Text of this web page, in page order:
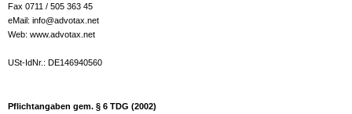
Fax 0711 / 505 363 45
eMail: info@advotax.net
Web: www.advotax.net
USt-IdNr.: DE146940560
Pflichtangaben gem. § 6 TDG (2002)